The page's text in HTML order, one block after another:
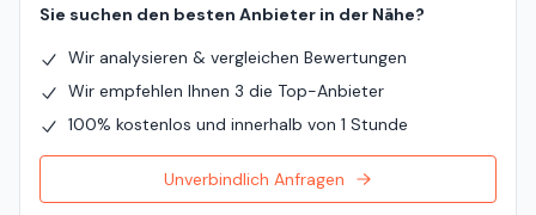
Sie suchen den besten Anbieter in der Nähe?
Wir analysieren & vergleichen Bewertungen
Wir empfehlen Ihnen 3 die Top-Anbieter
100% kostenlos und innerhalb von 1 Stunde
Unverbindlich Anfragen